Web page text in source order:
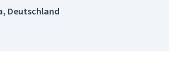
Deutschland